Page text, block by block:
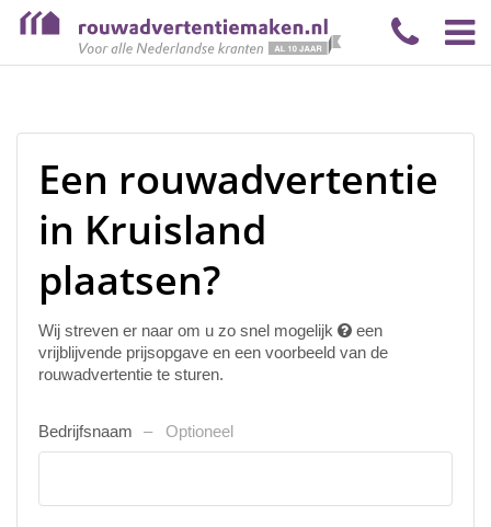
Een rouwadvertentie
in Kruisland
plaatsen?
Wij streven er naar om u zo snel mogelijk
een
vrijblijvende prijsopgave en een voorbeeld van de
rouwadvertentie te sturen.
Bedrijfsnaam Optioneel